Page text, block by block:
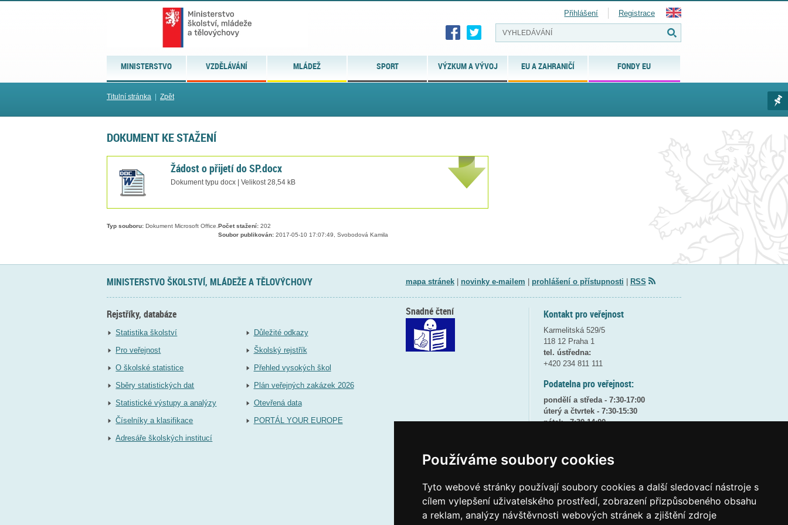
Používáme soubory cookies
Tyto webové stránky používají soubory cookies a další sledovací nástroje s
cílem vylepšení uživatelského prostředí, zobrazení přizpůsobeného obsahu
a reklam, analýzy návštěvnosti webových stránek a zjištění zdroje
MINISTERSTVO VZDĚLÁVÁNÍ MLÁDEŽ SPORT VÝZKUM A VÝVOJ EU A ZAHRANIČÍ FONDY EU
Přihlášení Registrace
Titulní stránka Zpět
DOKUMENT KE STAŽENÍ
Žádost o přijetí do SP.docx
Dokument typu docx | Velikost 28,54 kB
Typ souboru: Dokument Microsoft Office. Počet stažení: 202
Soubor publikován: 2017-05-10 17:07:49, Svobodová Kamila
MINISTERSTVO ŠKOLSTVÍ, MLÁDEŽE A TĚLOVÝCHOVY mapa stránek| novinky e-mailem prohlášení o přístupnosti RSS
Rejstříky, databáze
Statistika školství
Pro veřejnost
O školské statistice
Sběry statistických dat
Statistické výstupy a analýzy
Číselníky a klasifikace
Adresáře školských institucí
Důležité odkazy
Školský rejstřík
Přehled vysokých škol
Plán veřejných zakázek 2026
Otevřená data
PORTÁL YOUR EUROPE
Kontakt pro veřejnost
Karmelitská 529/5
118 12 Praha 1
tel. ústředna:
+420 234 811 111
Podatelna pro veřejnost:
pondělí a středa - 7:30-17:00
úterý a čtvrtek - 7:30-15:30
pátek - 7:30-14:00
(více informacíZDE)
posta@msmtgovcz
ID datové schránky: vidaawt
Snadné čtení